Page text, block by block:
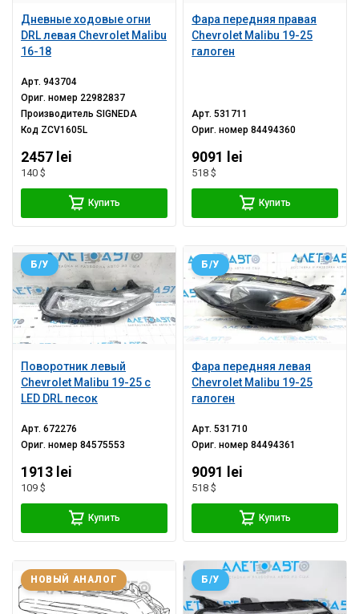
Дневные ходовые огни
DRL левая Chevrolet Malibu
16-18
Арт.943704
Ориг. номер 22982837
ПроизводительSIGNEDA
Код ZCV1605L
2457 lei
140 $
Купить
Фара передняя правая
Chevrolet Malibu 19-25
галоген
Арт.531711
Ориг. номер84494360
9091 lei
518 $
Купить
Поворотник левый
Chevrolet Malibu 19-25 с
LED DRL песок
Б/У
Арт.672276
Ориг. номер84575553
1913 lei
109 $
Купить
Фара передняя левая
Chevrolet Malibu 19-25
галоген
Б/У
Арт.531710
Ориг. номер84494361
9091 lei
518 $
Купить
НОВЫЙ АНАЛОГ Б/У